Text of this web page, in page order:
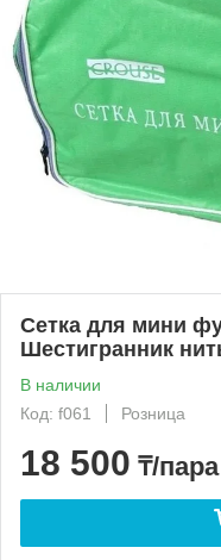
Сетка для мини
Шестигранник
В наличии
Код: f061
Розница
18 500 ₸/пара